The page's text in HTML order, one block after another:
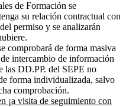
de Formación se
su relación contractual con
permiso y se analizarán
comprobará de forma masiva
intercambio de información
las DD.PP. del SEPE no
forma individualizada, salvo
comprobación.
¡a visita de seguimiento con